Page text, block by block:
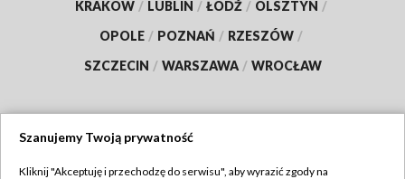
KRAKÓW / LUBLIN / ŁÓDŹ / OLSZTYN /
OPOLE / POZNAŃ / RZESZÓW /
SZCZECIN / WARSZAWA / WROCŁAW
Szanujemy Twoją prywatność
Kliknij "Akceptuję i przechodzę do serwisu", aby wyrazić zgody na